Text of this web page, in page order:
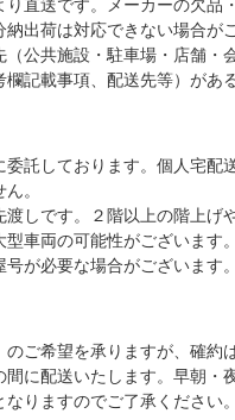
直送です。メーカーの欠品
出荷は対応できない場合が
公共施設・駐車場・店舗・
記載事項、配送先等）があ
託しております。個人宅配
。
しです。２階以上の階上げ
車両の可能性がございます。
が必要な場合がございます
ご希望を承りますが、確約
に配送いたします。早朝・
りますのでご了承ください。